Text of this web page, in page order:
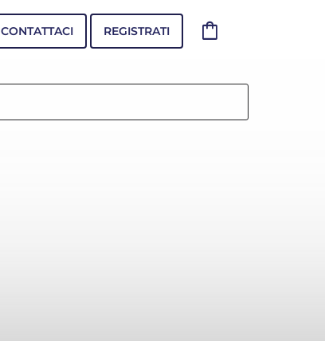
CONTATTACI REGISTRATI shopping_bag